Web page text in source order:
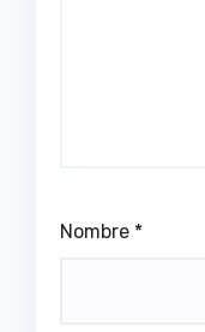
Nombre *